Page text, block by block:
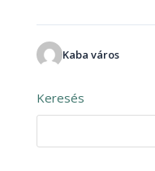
Kaba város
Keresés